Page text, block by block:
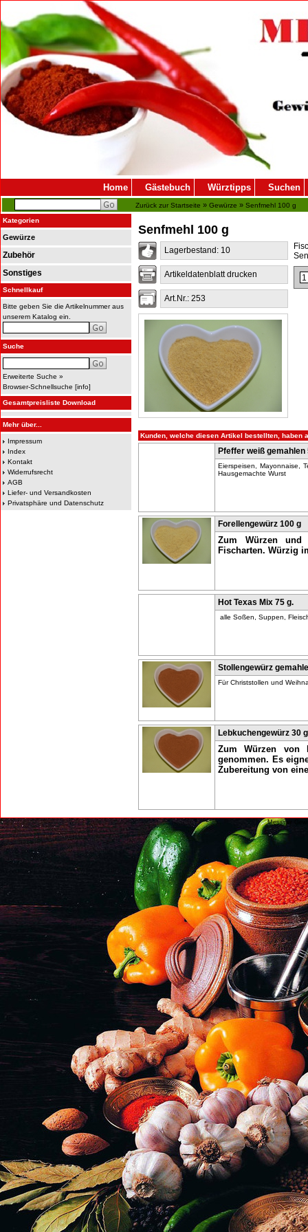
Home Gästebuch Würztipps Suchen
Zurück zur Startseite » Gewürze » Senfmehl 100 g
Kategorien
Gewürze
Zubehör
Sonstiges
Schnellkauf
Bitte geben Sie die Artikelnummer aus
unserem Katalog ein.
Suche
Erweiterte Suche »
Browser-Schnellsuche [info]
Gesamtpreisliste Download
Mehr über...
Impressum
Index
Kontakt
Widerrufsrecht
AGB
Liefer- und Versandkosten
Privatsphäre und Datenschutz
Senfmehl 100 g
Lagerbestand: 10
Artikeldatenblatt drucken
Art.Nr.: 253
Kunden, welche diesen Artikel bestellten, haben
Pfeffer weiß gemahlen
Eierspeisen, Mayonnaise,
Hausgemachte Wurst
Forellengewürz 100 g
Zum Würzen und
Fischarten. Würzig
Hot Texas Mix 75 g.
alle Soßen, Suppen,
Stollengewürz
Für Christstollen und
Lebkuchengewürz 30 g
Zum Würzen von
genommen. Es
Zubereitung von
Messner